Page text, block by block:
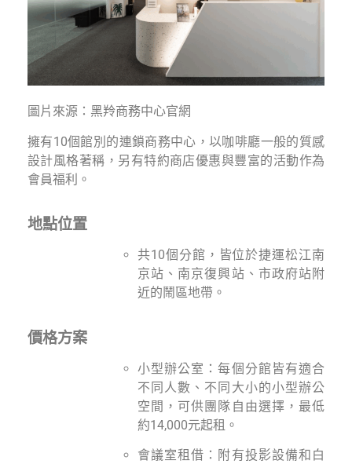
圖片來源：黑羚商務中心官網
擁有10個館別的連鎖商務中心，以咖啡廳一般的質感
設計風格著稱，另有特約商店優惠與豐富的活動作為
會員福利。
地點位置
共10個分館，皆位於捷運松江南
京站、南京復興站、市政府站附
近的鬧區地帶。
價格方案
小型辦公室：每個分館皆有適合
不同人數、不同大小的小型辦公
空間，可供團隊自由選擇，最低
約14,000元起租。
會議室租借：附有投影設備和白